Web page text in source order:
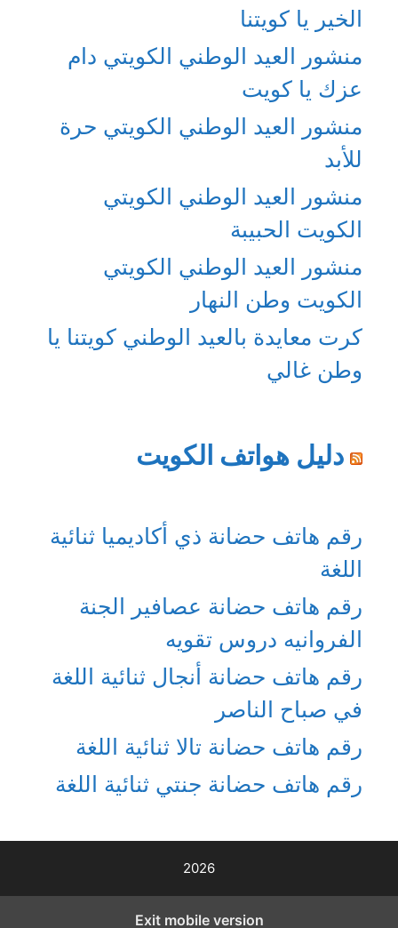
الخير يا كويتنا
منشور العيد الوطني الكويتي دام
عزك يا كويت
منشور العيد الوطني الكويتي حرة
للأبد
منشور العيد الوطني الكويتي
الكويت الحبيبة
منشور العيد الوطني الكويتي
الكويت وطن النهار
كرت معايدة بالعيد الوطني كويتنا يا
وطن غالي
دليل هواتف الكويت
رقم هاتف حضانة ذي أكاديميا ثنائية
اللغة
رقم هاتف حضانة عصافير الجنة
الفروانيه دروس تقويه
رقم هاتف حضانة أنجال ثنائية اللغة
في صباح الناصر
رقم هاتف حضانة تالا ثنائية اللغة
رقم هاتف حضانة جنتي ثنائية اللغة
2026
Exit mobile version